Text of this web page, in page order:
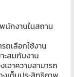
นักงานในสถาน
ถเลือกใช้งาน
ะสมกับงาน
เอาความสามารถ